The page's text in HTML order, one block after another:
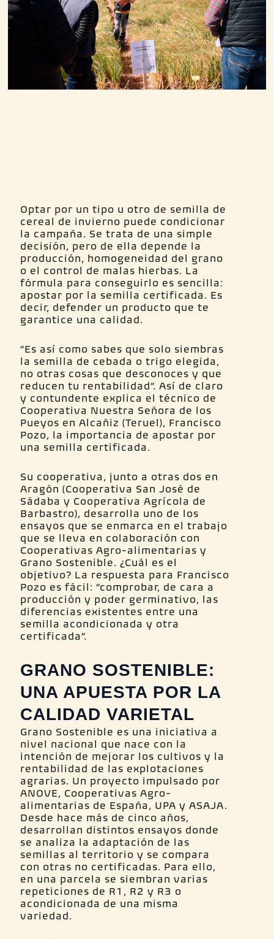
Optar por un tipo u otro de semilla de
cereal de invierno puede condicionar
la campaña. Se trata de una simple
decisión, pero de ella depende la
producción, homogeneidad del grano
o el control de malas hierbas. La
fórmula para conseguirlo es sencilla:
apostar por la semilla certificada. Es
decir, defender un producto que te
garantice una calidad.
“Es así como sabes que solo siembras
la semilla de cebada o trigo elegida,
no otras cosas que desconoces y que
reducen tu rentabilidad”. Así de claro
y contundente explica el técnico de
Cooperativa Nuestra Señora de los
Pueyos en Alcañiz (Teruel), Francisco
Pozo, la importancia de apostar por
una semilla certificada.
Su cooperativa, junto a otras dos en
Aragón (Cooperativa San José de
Sádaba y Cooperativa Agrícola de
Barbastro), desarrolla uno de los
ensayos que se enmarca en el trabajo
que se lleva en colaboración con
Cooperativas Agro-alimentarias y
Grano Sostenible. ¿Cuál es el
objetivo? La respuesta para Francisco
Pozo es fácil: “comprobar, de cara a
producción y poder germinativo, las
diferencias existentes entre una
semilla acondicionada y otra
certificada”.
GRANO SOSTENIBLE:
UNA APUESTA POR LA
CALIDAD VARIETAL
Grano Sostenible es una iniciativa a
nivel nacional que nace con la
intención de mejorar los cultivos y la
rentabilidad de las explotaciones
agrarias. Un proyecto impulsado por
ANOVE, Cooperativas Agro-
alimentarias de España, UPA y ASAJA.
Desde hace más de cinco años,
desarrollan distintos ensayos donde
se analiza la adaptación de las
semillas al territorio y se compara
con otras no certificadas. Para ello,
en una parcela se siembran varias
repeticiones de R1, R2 y R3 o
acondicionada de una misma
variedad.